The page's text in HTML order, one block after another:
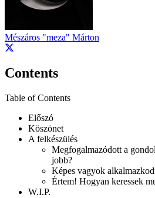
Mészáros "meza" Márton
Contents
Table of Contents
Előszó
Köszönet
A felkészülés
Megfogalmazódott a
jobb?
Képes vagyok
Értem! Hogyan keressek
W.I.P.